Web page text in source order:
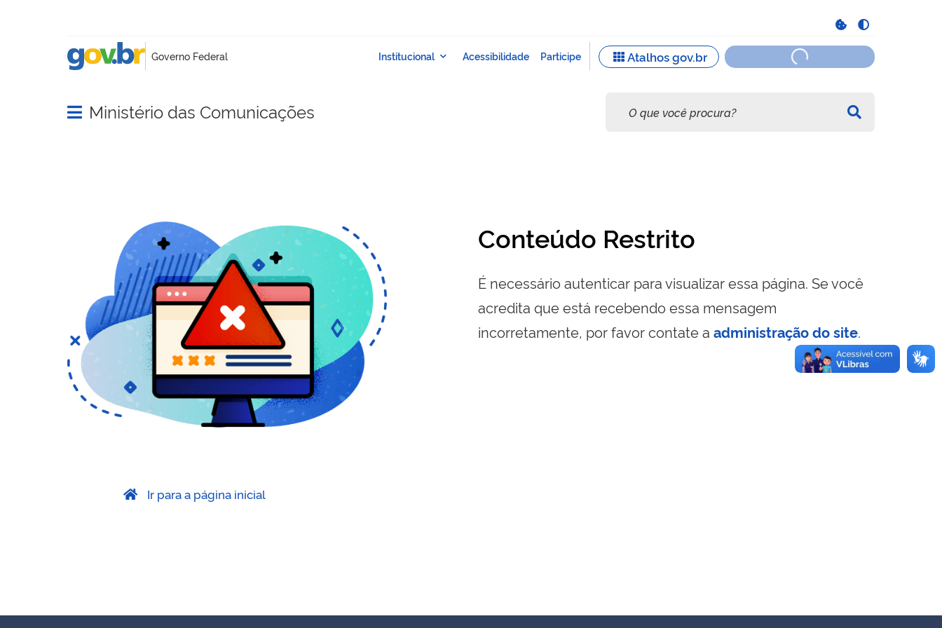
Abrir menu principal de navegação
Ministério das Comunicações
Conteúdo Restrito
É necessário autenticar para visualizar essa página. Se você
acredita que está recebendo essa mensagem
incorretamente, por favor contate a administração do site.
Ir para a página inicial